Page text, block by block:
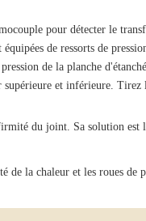
pour détecter le
de ressorts de
de la planche
et inférieure.
du joint. Sa solution est
la chaleur et les roues de